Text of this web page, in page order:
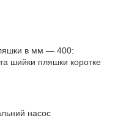
в мм — 400:
шийки пляшки коротке
насос